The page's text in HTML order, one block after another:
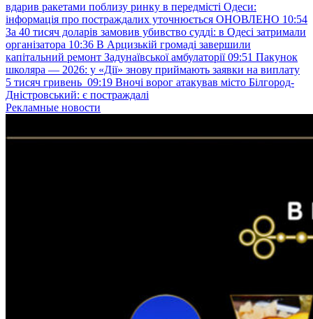
вдарив ракетами поблизу ринку в передмісті Одеси:
інформація про постраждалих уточнюється ОНОВЛЕНО 10:54
За 40 тисяч доларів замовив убивство судді: в Одесі затримали
організатора 10:36 В Арцизькій громаді завершили
капітальний ремонт Задунаївської амбулаторії 09:51 Пакунок
школяра — 2026: у «Дії» знову приймають заявки на виплату
5 тисяч гривень 09:19 Вночі ворог атакував місто Білгород-
Дністровський: є постраждалі
Рекламные новости